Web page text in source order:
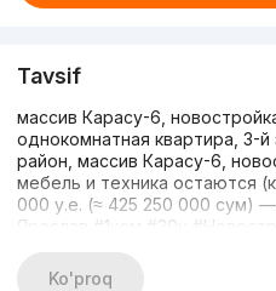
Tavsif
массив Карасу-6,
однокомнатная квартира, 3-
район, массив Карасу-6,
мебель и техника остаются
000 у.е. (≈ 425 250 000 сум)
Ярослав #1ком #30u
Ko'proq